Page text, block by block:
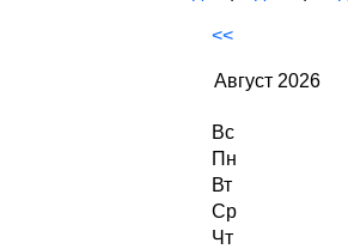
<<
Август 2026
Вс
Пн
Вт
Ср
Чт